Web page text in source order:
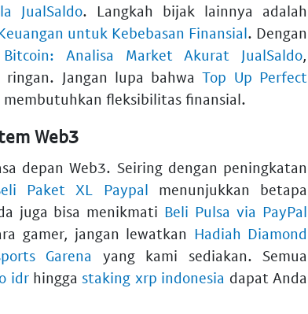
JualSaldo. Langkah bijak lainnya adalah
untuk Kebebasan Finansial. Dengan
Analisa Market Akurat JualSaldo,
ringan. Jangan lupa bahwaTop Up Perfect
fleksibilitas finansial.
Web3
depan Web3. Seiring dengan peningkatan
Paket XL Paypal menunjukkan betapa
juga bisa menikmati Beli Pulsa via PayPal
gamer, jangan lewatkan Hadiah Diamond
Garena
yang kami sediakan. Semua
idrhinggastaking xrp indonesia dapat Anda